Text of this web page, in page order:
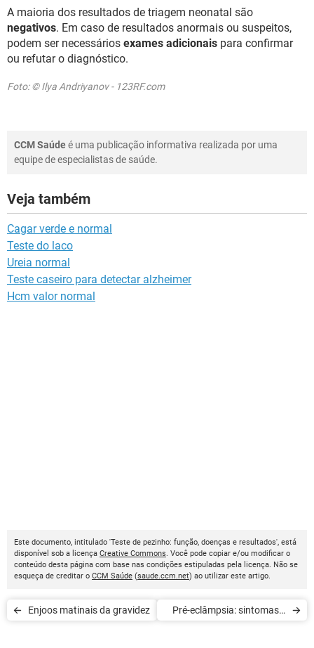
A maioria dos resultados de triagem neonatal são
negativos. Em caso de resultados anormais ou suspeitos,
podem ser necessários exames adicionais para confirmar
ou refutar o diagnóstico.
Foto: © Ilya Andriyanov - 123RF.com
CCM Saúdeé uma publicação informativa realizada por uma
equipe de especialistas de saúde.
Veja também
Cagar verde e normal
Teste do laco
Ureia normal
Teste caseiro para detectar alzheimer
Hcm valor normal
Este documento, intitulado 'Teste de pezinho: função, doenças e resultados', está
disponível sob a licença Creative Commons. Você pode copiar e/ou modificar o
conteúdo desta página com base nas condições estipuladas pela licença. Não se
esqueça de creditar o CCM Saúde (saude.ccm.net) ao utilizar este artigo.
Enjoos matinais da gravidez
Pré-eclâmpsia: sintomas e